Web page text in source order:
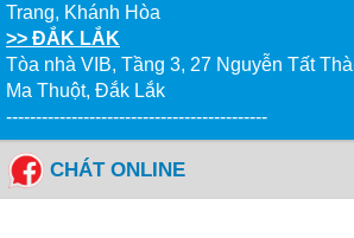
Trang, Khánh Hòa
>> ĐẮK LẮK
Tòa nhà VIB, Tầng 3, 27 Nguyễn Tất
Ma Thuột, Đắk Lắk
--------------------------------------------
Tổng đài miễn cước: 1800 6577
FANPAGES NEW WORLD
CHÁT ONLINE